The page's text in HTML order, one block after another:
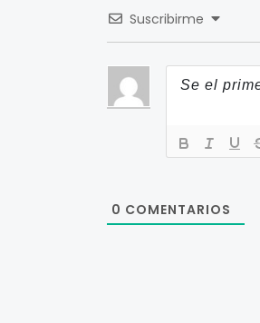
Suscribirme
0 COMENTARIOS